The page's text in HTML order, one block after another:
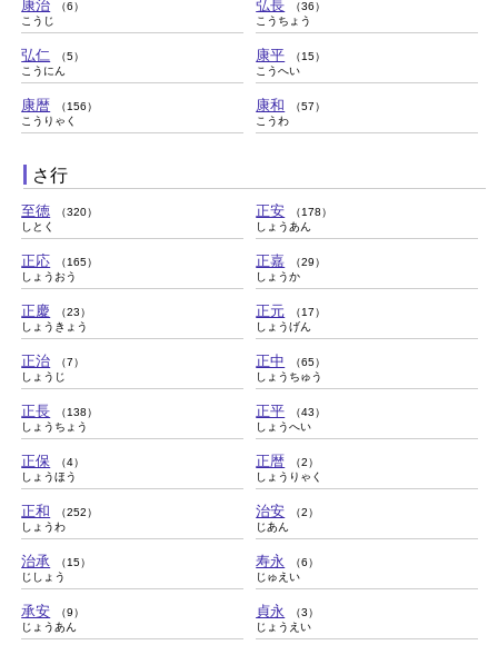
康治
（6）
こうじ
弘長
（36）
こうちょう
弘仁
（5）
こうにん
康平
（15）
こうへい
康暦
（156）
こうりゃく
康和
（57）
こうわ
さ行
至徳
（320）
しとく
正安
（178）
しょうあん
正応
（165）
しょうおう
正嘉
（29）
しょうか
正慶
（23）
しょうきょう
正元
（17）
しょうげん
正治
（7）
しょうじ
正中
（65）
しょうちゅう
正長
（138）
しょうちょう
正平
（43）
しょうへい
正保
（4）
しょうほう
正暦
（2）
しょうりゃく
正和
（252）
しょうわ
治安
（2）
じあん
治承
（15）
じしょう
寿永
（6）
じゅえい
承安
（9）
じょうあん
貞永
（3）
じょうえい